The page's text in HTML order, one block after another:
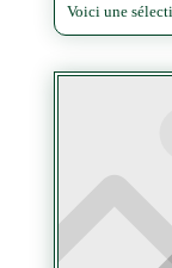
Voici une